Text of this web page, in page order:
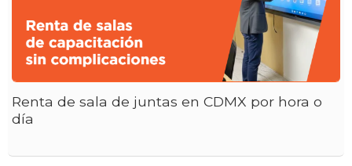
Renta de sala de juntas en CDMX por hora o
día